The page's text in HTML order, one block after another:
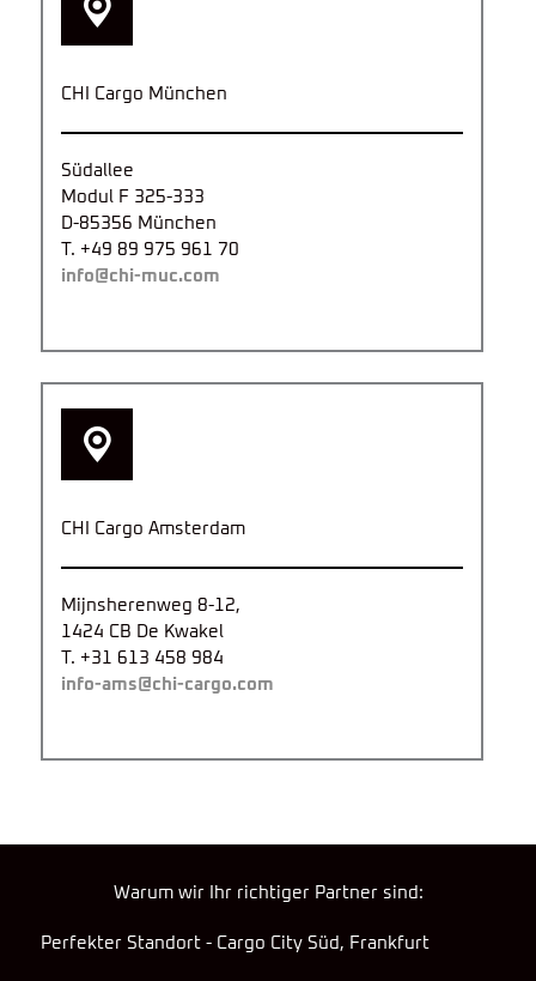
CHI Cargo München
Südallee
Modul F 325-333
D-85356 München
T. +49 89 975 961 70
info@chi-muc.com
CHI Cargo Amsterdam
Mijnsherenweg 8-12,
1424 CB De Kwakel
T. +31 613 458 984
info-ams@chi-cargo.com
Warum wir Ihr richtiger Partner sind:
Perfekter Standort - Cargo City Süd, Frankfurt